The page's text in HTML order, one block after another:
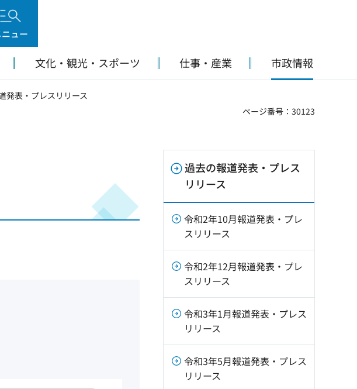
ニュー
文化・観光・スポーツ 仕事・産業 市政情報
発表・プレスリリース
ページ番号：30123
過去の報道発表・プレス
リリース
令和2年10月報道発表・プレ
スリリース
令和2年12月報道発表・プレ
スリリース
令和3年1月報道発表・プレス
リリース
令和3年5月報道発表・プレス
リリース